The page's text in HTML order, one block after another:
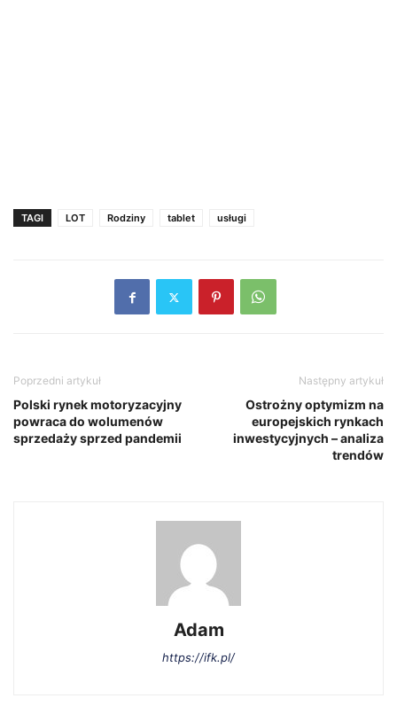
TAGI LOT Rodziny tablet usługi
Poprzedni artykuł
Polski rynek motoryzacyjny
powraca do wolumenów
sprzedaży sprzed pandemii
Następny artykuł
Ostrożny optymizm na
europejskich rynkach
inwestycyjnych – analiza
trendów
Adam
https://ifk.pl/